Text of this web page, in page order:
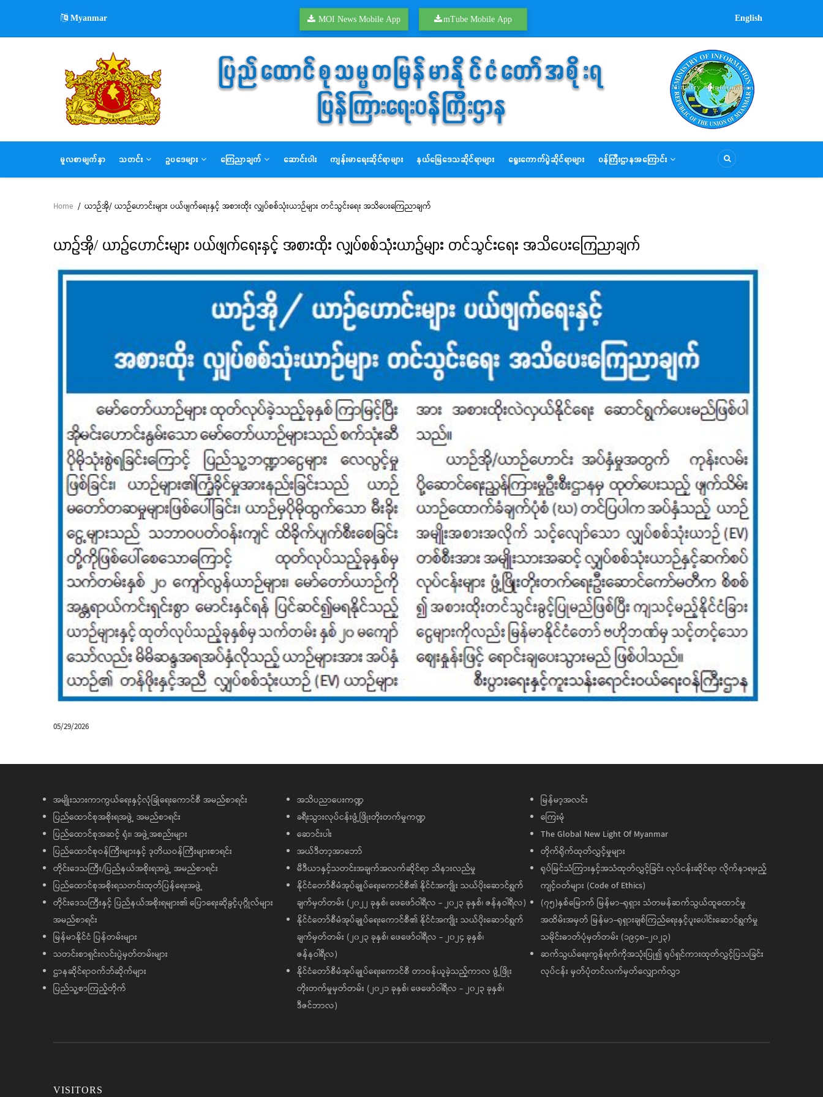
main
Myanmar MOI News Mobile App mTube Mobile App English
MAIN
NAVIGATION
မူလစာမျက်နှာ သတင်း ဥပဒေများ ကြေညာချက် ဆောင်းပါး ကျန်းမာရေးဆိုင်ရာများ နယ်မြေဒေသဆိုင်ရာများ ရွေးကောက်ပွဲဆိုင်ရာများ ဝန်ကြီးဌာနအကြောင်း
Breadcrumb
Home / ယာဉ်အို/ ယာဉ်ဟောင်းများ ပယ်ဖျက်ရေးနှင့် အစားထိုး လျှပ်စစ်သုံးယာဉ်များ တင်သွင်းရေး အသိပေးကြေညာချက်
ယာဉ်အို/ ယာဉ်ဟောင်းများ ပယ်ဖျက်ရေးနှင့် အစားထိုး လျှပ်စစ်သုံးယာဉ်များ တင်သွင်းရေး အသိပေးကြေညာချက်
05/29/2026
အမျိုးသားကာကွယ်ရေးနှင့်လုံခြုံရေးကောင်စီ အမည်စာရင်း
ပြည်ထောင်စုအစိုးရအဖွဲ့ အမည်စာရင်း
ပြည်ထောင်စုအဆင့် ရုံး၊ အဖွဲ့အစည်းများ
ပြည်ထောင်စုဝန်ကြီးများနှင့် ဒုတိယဝန်ကြီးများစာရင်း
တိုင်းဒေသကြီး/ပြည်နယ်အစိုးရအဖွဲ့ အမည်စာရင်း
ပြည်ထောင်စုအစိုးရသတင်းထုတ်ပြန်ရေးအဖွဲ့
တိုင်းဒေသကြီးနှင့် ပြည်နယ်အစိုးရများ၏ ပြောရေးဆိုခွင့်ပုဂ္ဂိုလ်များ
အမည်စာရင်း
မြန်မာနိုင်ငံ ပြန်တမ်းများ
သတင်းစာရှင်းလင်းပွဲမှတ်တမ်းများ
ဌာနဆိုင်ရာဝက်ဘ်ဆိုက်များ
ပြည်သူ့စာကြည့်တိုက်
အသိပညာပေးကဏ္ဍ
ခရီးသွားလုပ်ငန်းဖွံ့ဖြိုးတိုးတက်မှုကဏ္ဍ
ဆောင်းပါး
အယ်ဒီတာ့အာဘော်
မီဒီယာနှင့်သတင်းအချက်အလက်ဆိုင်ရာ သိနားလည်မှု
နိုင်ငံတော်စီမံအုပ်ချုပ်ရေးကောင်စီ၏ နိုင်ငံအကျိုး သယ်ပိုးဆောင်ရွက်
ချက်မှတ်တမ်း (၂၀၂၂ ခုနှစ်၊ ဖေဖော်ဝါရီလ - ၂၀၂၃ ခုနှစ်၊ ဇန်နဝါရီလ)
နိုင်ငံတော်စီမံအုပ်ချုပ်ရေးကောင်စီ၏ နိုင်ငံအကျိုး သယ်ပိုးဆောင်ရွက်
ချက်မှတ်တမ်း (၂၀၂၃ ခုနှစ်၊ ဖေဖော်ဝါရီလ - ၂၀၂၄ ခုနှစ်၊
ဇန်နဝါရီလ)
နိုင်ငံတော်စီမံအုပ်ချုပ်ရေးကောင်စီ တာဝန်ယူခဲ့သည့်ကာလ ဖွံ့ဖြိုး
တိုးတက်မှုမှတ်တမ်း (၂၀၂၁ ခုနှစ်၊ ဖေဖော်ဝါရီလ - ၂၀၂၃ ခုနှစ်၊
ဒီဇင်ဘာလ)
မြန်မာ့အလင်း
ကြေးမုံ
The Global New Light Of Myanmar
တိုက်ရိုက်ထုတ်လွှင့်မှုများ
ရုပ်မြင်သံကြားနှင့်အသံထုတ်လွှင့်ခြင်း လုပ်ငန်းဆိုင်ရာ လိုက်နာရမည့်
ကျင့်ဝတ်များ (Code of Ethics)
(၇၅)နှစ်မြောက် မြန်မာ-ရုရှား သံတမန်ဆက်သွယ်ထူထောင်မှု
အထိမ်းအမှတ် မြန်မာ-ရုရှားချစ်ကြည်ရေးနှင့်ပူးပေါင်းဆောင်ရွက်မှု
သမိုင်းဓာတ်ပုံမှတ်တမ်း (၁၉၄၈-၂၀၂၃)
ဆက်သွယ်ရေးကွန်ရက်ကိုအသုံးပြု၍ ရုပ်ရှင်ကားထုတ်လွှင့်ပြသခြင်း
လုပ်ငန်း မှတ်ပုံတင်လက်မှတ်လျှောက်လွှာ
VISITORS